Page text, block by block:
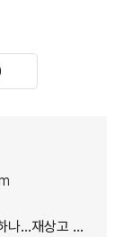
고 17일까지